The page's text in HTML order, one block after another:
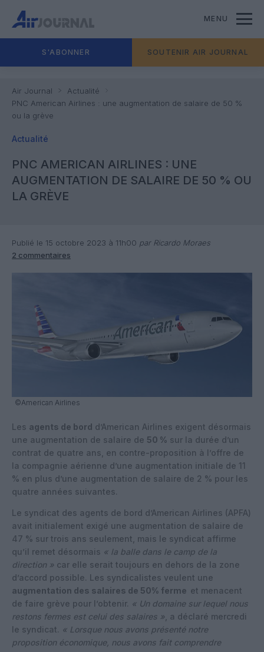
MENU
S'ABONNER SOUTENIR AIR JOURNAL
Air Journal
Actualité
PNC American Airlines : une augmentation de salaire de 50 %
ou la grève
Actualité
PNC AMERICAN AIRLINES : UNE
AUGMENTATION DE SALAIRE DE 50 % OU
LA GRÈVE
Publié le 15 octobre 2023 à 11h00 par Ricardo Moraes
2 commentaires
©American Airlines
Les agents de bord d’American Airlines exigent désormais
une augmentation de salaire de 50 % sur la durée d’un
contrat de quatre ans, en contre-proposition à l’offre de
la compagnie aérienne d’une augmentation initiale de 11
% en plus d’une augmentation de salaire de 2 % pour les
quatre années suivantes.
Le syndicat des agents de bord d’American Airlines (APFA)
avait initialement exigé une augmentation de salaire de
47 % sur trois ans seulement, mais le syndicat affirme
qu’il remet désormais « la balle dans le camp de la
direction » car elle serait toujours en dehors de la zone
d’accord possible. Les syndicalistes veulent une
augmentation des salaires de 50% ferme et menacent
de faire grève pour l’obtenir. « Un domaine sur lequel nous
restons fermes est celui des salaires » , a déclaré mercredi
le syndicat. « Lorsque nous avons présenté notre
proposition économique, nous avons fait comprendre